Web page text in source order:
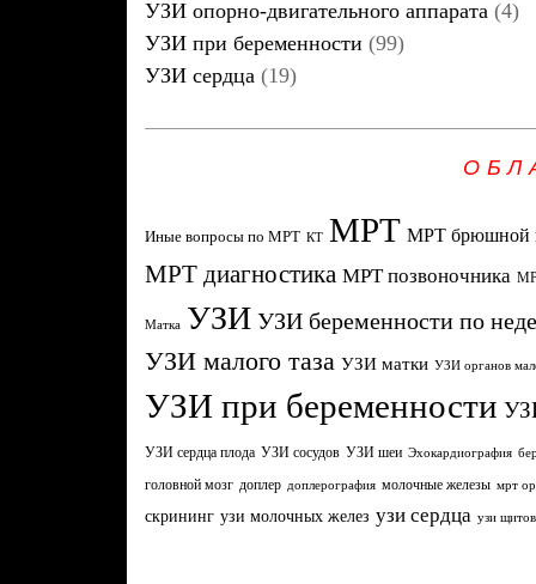
УЗИ опорно-двигательного аппарата (4)
УЗИ при беременности (99)
УЗИ сердца (19)
Иные вопросы по МРТ КТ МРТ МРТ брюшной
МРТ диагностика МРТ позвоночника
Матка УЗИ УЗИ беременности по
УЗИ малого таза УЗИ матки УЗИ органов
УЗИ при беременности
УЗИ сердца плода УЗИ сосудов УЗИ шеи Эхокардиография
головной мозг доплер доплерография молочные железы мрт
скрининг узи молочных желез узи сердца узи